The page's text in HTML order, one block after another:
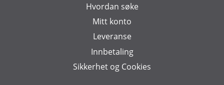
Hvordan søke
Mitt konto
Leveranse
Innbetaling
Sikkerhet og Cookies